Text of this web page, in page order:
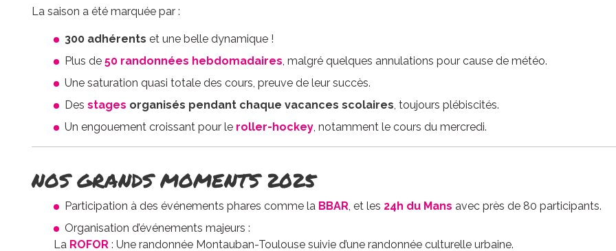
La saison a été marquée par :
300 adhérents et une belle dynamique !
Plus de 50 randonnées hebdomadaires, malgré quelques annulations pour cause de météo.
Une saturation quasi totale des cours, preuve de leur succès.
Des stages organisés pendant chaque vacances scolaires, toujours plébiscités.
Un engouement croissant pour le roller-hockey, notamment le cours du mercredi.
NOS GRANDS MOMENTS 2025
Participation à des événements phares comme la BBAR, et les 24h du Mans avec près de 80 participants.
Organisation d’événements majeurs :
La ROFOR : Une randonnée Montauban-Toulouse suivie d’une randonnée culturelle urbaine.